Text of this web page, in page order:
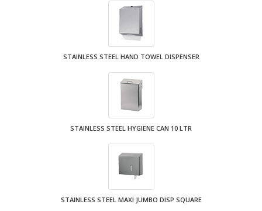
STAINLESS STEEL HAND TOWEL DISPENSER
STAINLESS STEEL HYGIENE CAN 10 LTR
STAINLESS STEEL MAXI JUMBO DISP SQUARE